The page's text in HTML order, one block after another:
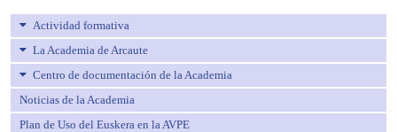
Actividad formativa
La Academia de Arcaute
Centro de documentación de la Academia
Noticias de la Academia
Plan de Uso del Euskera en la AVPE